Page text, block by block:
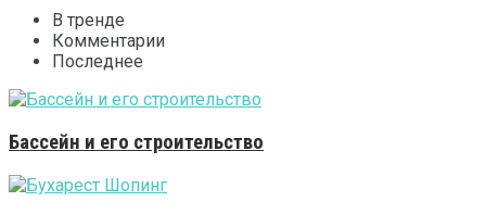
В тренде
Комментарии
Последнее
Бассейн и его строительство